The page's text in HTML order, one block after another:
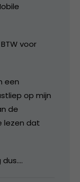
voor
een
op mijn
de
lezen dat